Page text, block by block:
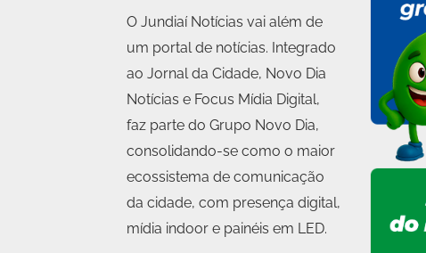
O Jundiaí Notícias vai além de
um portal de notícias. Integrado
ao Jornal da Cidade, Novo Dia
Notícias e Focus Mídia Digital,
faz parte do Grupo Novo Dia,
consolidando-se como o maior
ecossistema de comunicação
da cidade, com presença digital,
mídia indoor e painéis em LED.